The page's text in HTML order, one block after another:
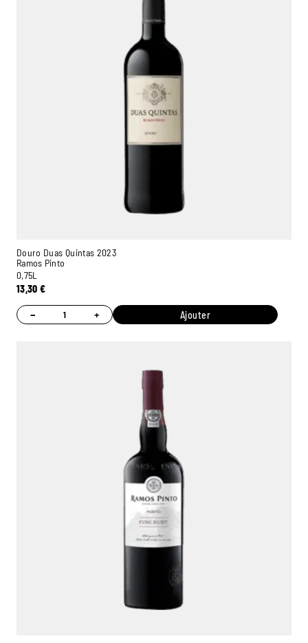
Douro Duas Quintas 2023
Ramos Pinto
0,75L
13,30€
− + Ajouter